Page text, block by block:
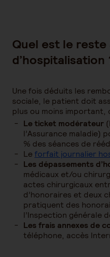
Quel est le reste
d’hospitalisation
Une fois déduits les
sociale, le patient doit
plus ou moins
Le ticket modérateur
l’Assurance maladie)
% des séances de
Leforfait journalier
Les dépassements
médicaux et/ou
actes chirurgicaux
d’honoraires et deux
pratiquent des
l’Inspection générale
Les frais annexes de
téléphone, accès